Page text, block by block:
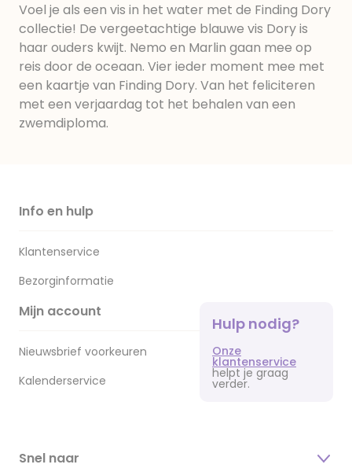
Voel je als een vis in het water met de Finding Dory
collectie! De vergeetachtige blauwe vis Dory is
haar ouders kwijt. Nemo en Marlin gaan mee op
reis door de oceaan. Vier ieder moment mee met
een kaartje van Finding Dory. Van het feliciteren
met een verjaardag tot het behalen van een
zwemdiploma.
Info en hulp
Klantenservice
Bezorginformatie
Mijn account
Nieuwsbrief voorkeuren
Kalenderservice
Hulp nodig?
Onze
klantenservice
helpt je graag
verder.
Snel naar